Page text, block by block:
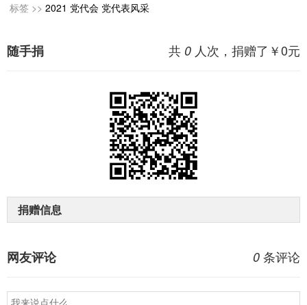
标签 >> 2021 党代会 党代表风采
共 0 人次，捐赠了￥0元
随手捐
捐赠信息
0 条评论
网友评论